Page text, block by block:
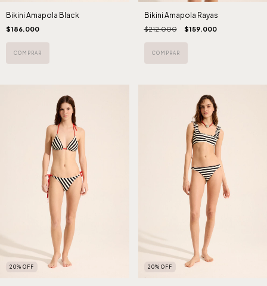
Bikini Amapola Black
$186.000
COMPRAR
Bikini Amapola Rayas
$212.000 $159.000
COMPRAR
20% OFF 20% OFF